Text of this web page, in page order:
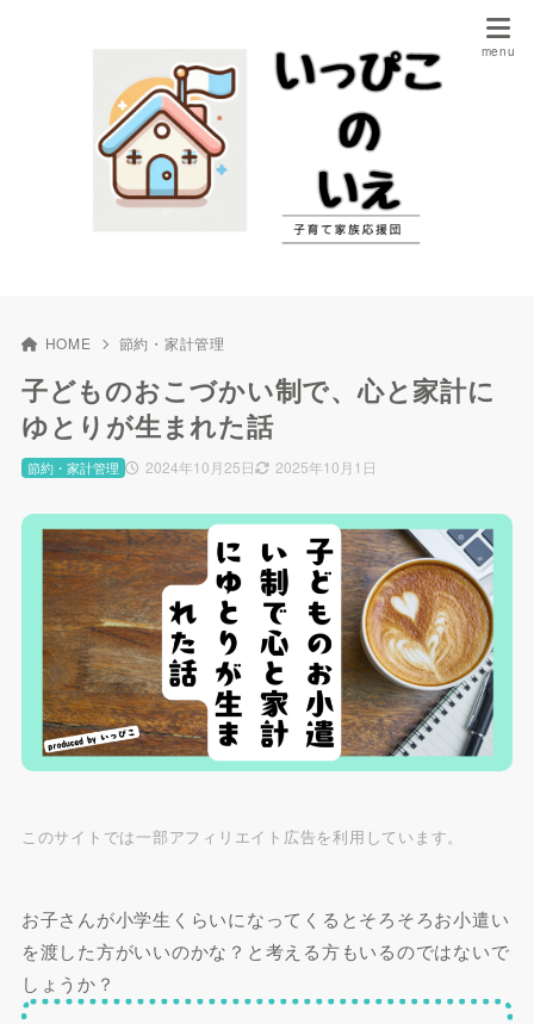
HOME 節約・家計管理
子どものおこづかい制で、心と家計に
ゆとりが生まれた話
2024年10月25日 2025年10月1日
節約・家計管理
このサイトでは一部アフィリエイト広告を利用しています。
お子さんが小学生くらいになってくるとそろそろお小遣い
を渡した方がいいのかな？と考える方もいるのではないで
しょうか？